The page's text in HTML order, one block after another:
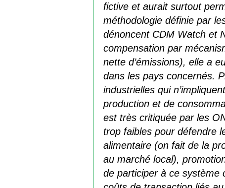
fictive et aurait surtout
méthodologie définie par
dénoncent CDM Watch et
compensation par
nette d’émissions), elle a
dans les pays concernés.
industrielles qui
production et de
est très critiquée par les
trop faibles pour défendre
alimentaire (on fait de la
au marché local),
de participer à ce système